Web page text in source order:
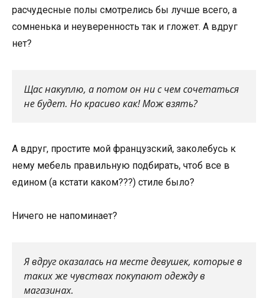
расчудесные полы смотрелись бы лучше всего, а
сомненька и неуверенность так и гложет. А вдруг
нет?
Щас накуплю, а потом он ни с чем сочетаться
не будет. Но красиво как! Мож взять?
А вдруг, простите мой французский, заколебусь к
нему мебель правильную подбирать, чтоб все в
едином (а кстати каком???) стиле было?
Ничего не напоминает?
Я вдруг оказалась на месте девушек, которые в
таких же чувствах покупают одежду в
магазинах.